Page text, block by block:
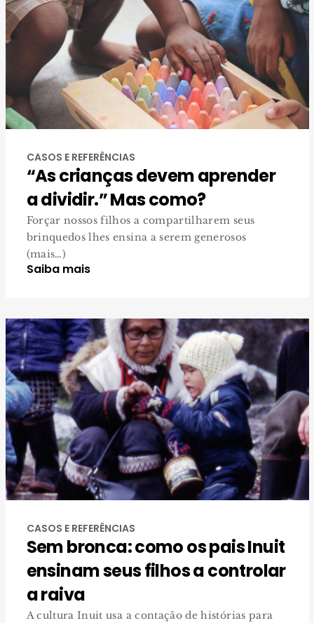
CASOS E REFERÊNCIAS
“As crianças devem aprender
a dividir.” Mas como?
Forçar nossos filhos a compartilharem seus
brinquedos lhes ensina a serem generosos
(mais…)
Saiba mais
CASOS E REFERÊNCIAS
Sem bronca: como os pais Inuit
ensinam seus filhos a controlar
a raiva
A cultura Inuit usa a contação de histórias para